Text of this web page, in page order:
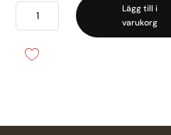
2-
Lägg till i
varukorg